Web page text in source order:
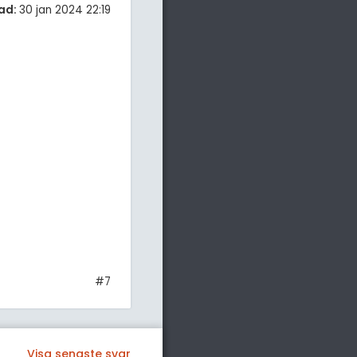
30 jan 2024 22:19
#7
Visa senaste svar